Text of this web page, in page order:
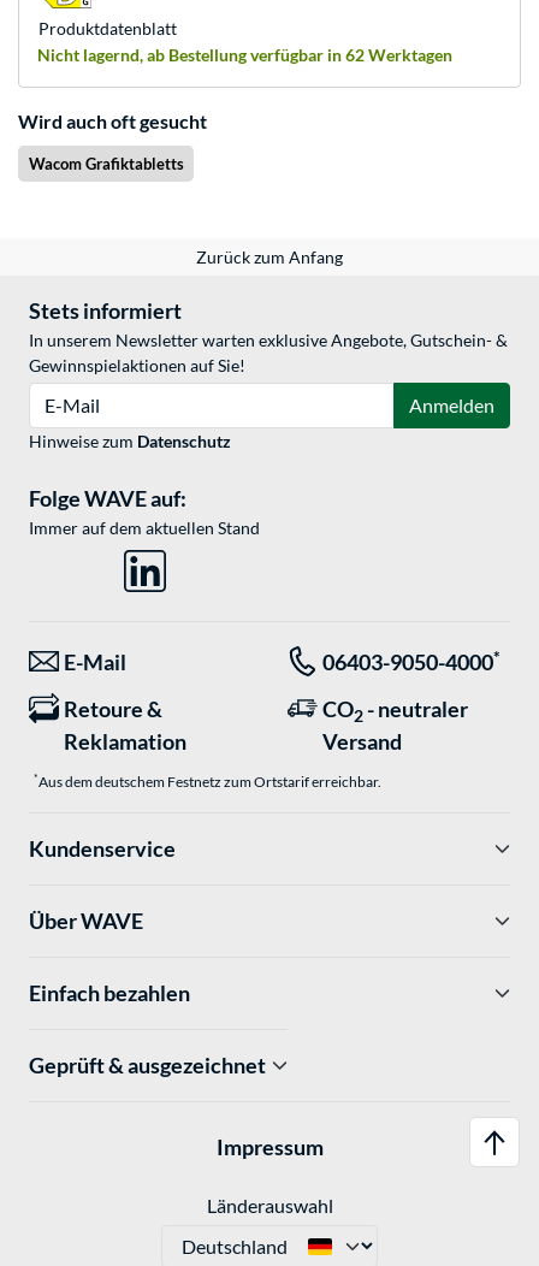
Nicht lagernd, ab Bestellung verfügbar in 62 Werktagen
Produkt­datenblatt
Wird auch oft gesucht
Wacom Grafiktabletts
Zurück zum Anfang
Stets informiert
In unserem Newsletter warten exklusive Angebote, Gutschein- &
Gewinnspielaktionen auf Sie!
Anmelden
Hinweise zum Datenschutz
Folge WAVE auf:
Immer auf dem aktuellen Stand
E-Mail 06403-9050-4000*
Retoure &
Reklamation
CO2 - neutraler
Versand
*Aus dem deutschem Festnetz zum Ortstarif erreichbar.
Kundenservice
Über WAVE
Einfach bezahlen
Geprüft & ausgezeichnet
Impressum
Länderauswahl